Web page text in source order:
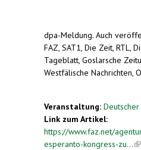
dpa-Meldung. Auch
FAZ, SAT1, Die Zeit, RTL,
Tageblatt, Goslarsche
Westfälische Nachrichten,
Veranstaltung:
Link zum Artikel:
https://www.faz.net/
esperanto-kongress-zu...